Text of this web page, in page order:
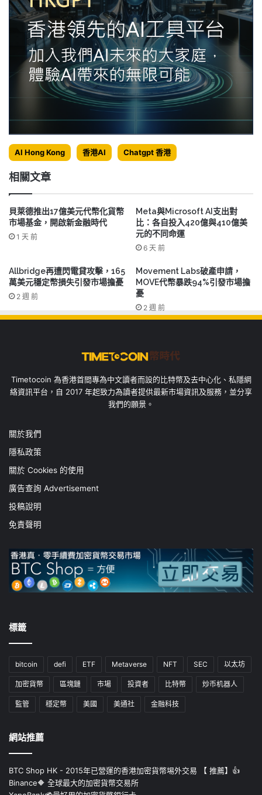
AI Hong Kong 香港AI Chatgpt 香港
相關文章
貝萊德推出17億美元代幣化貨幣
市場基金，開啟新金融時代
1 天 前
Meta與Microsoft AI支出對
比：各自投入420億與410億美
元的不同命運
6 天 前
Allbridge再遭閃電貸攻擊，165
萬美元穩定幣損失引發市場擔憂
2 週 前
Movement Labs破產申請，
MOVE代幣暴跌94%引發市場擔
憂
2 週 前
Timetocoin 為香港首間專為中文讀者而設的比特幣及去中心化、私隱網
絡資訊平台，自 2017 年起致力為讀者提供最新市場資訊及服務，並分享
我們的願景。
關於我們
隱私政策
關於 Cookies 的使用
廣告查詢 Advertisement
投稿說明
免責聲明
標籤
bitcoin defi ETF Metaverse NFT SEC 以太坊
加密貨幣 區塊鏈 市場 投資者 比特幣 炒币机器人
監管 穩定幣 美國 美通社 金融科技
網站推薦
BTC Shop HK - 2015年已營運的香港加密貨幣埸外交易 【 推薦】👍
Binance🔶 全球最大的加密貨幣交易所